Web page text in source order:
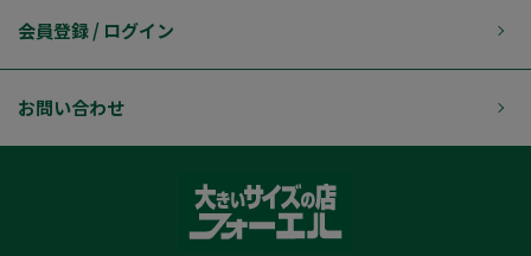
会員登録 / ログイン
お問い合わせ